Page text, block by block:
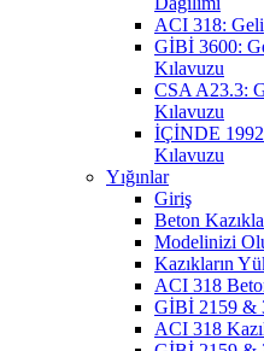
ACI 318:
GİBİ 3600:
Kılavuzu
CSA A23.3:
Kılavuzu
İÇİNDE
Kılavuzu
Yığınlar
Giriş
Beton
Modelinizi
Kazıkların
ACI 318
GİBİ 2159 &
ACI 318